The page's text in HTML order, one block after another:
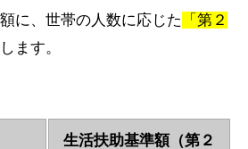
に、世帯の人数に応じた
「第２
します。
生活扶助基準額（第２